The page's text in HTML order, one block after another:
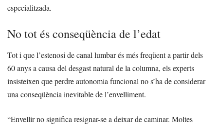
especialitzada.
No tot és conseqüència de l’edat
Tot i que l’estenosi de canal lumbar és més freqüent a partir dels
60 anys a causa del desgast natural de la columna, els experts
insisteixen que perdre autonomia funcional no s’ha de considerar
una conseqüència inevitable de l’envelliment.
“Envellir no significa resignar-se a deixar de caminar. Moltes